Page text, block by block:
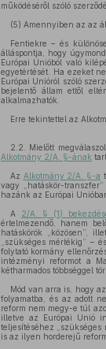
működéséről szóló
(5) Amennyiben az az
Fentiekre – és
álláspontja, hogy
Európai Unióból való
egyetértését. Ha ezeket
Európai Unióról szóló
bejelentő állam ettől
alkalmazhatók.
Erre tekintettel az
2.2. Mielőtt
Alkotmány 2/A. §-ának
Az Alkotmány 2/A. §-a
vagy „hatáskör-
hazánk az Európai
A
2/A. § (1)
értelmezendő, hanem
hatáskörök „közösen”,
„szükséges mértékig” –
folytató kormány
intézményi reformot a
kétharmados többséggel
Mód van arra is, hogy
folyamatba, és az adott
reform nem megy-e túl
illetve az Európai Unió
teljesítéséhez
is az ilyen horderejű